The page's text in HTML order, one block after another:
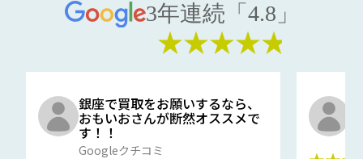
3年連続「4.8」
★★★★★
銀座で買取をお願いするなら、
おもいおさんが断然オススメで
す！！
Googleクチコミ